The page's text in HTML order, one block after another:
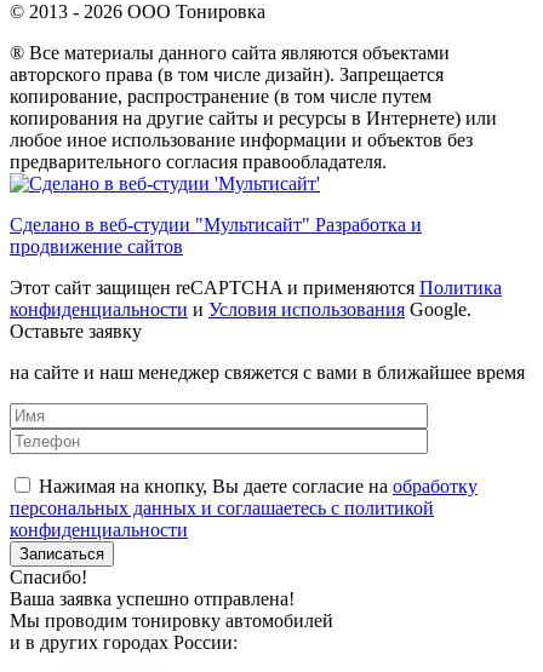
© 2013 - 2026 ООО Тонировка
® Все материалы данного сайта являются объектами
авторского права (в том числе дизайн). Запрещается
копирование, распространение (в том числе путем
копирования на другие сайты и ресурсы в Интернете) или
любое иное использование информации и объектов без
предварительного согласия правообладателя.
Сделано в веб-студии "Мультисайт" Разработка и
продвижение сайтов
Этот сайт защищен reCAPTCHA и применяются Политика
конфиденциальности и Условия использования Google.
Оставьте заявку
на сайте и наш менеджер свяжется с вами в ближайшее время
Нажимая на кнопку, Вы даете согласие на обработку
персональных данных и соглашаетесь с политикой
конфиденциальности
Спасибо!
Ваша заявка успешно отправлена!
Мы проводим тонировку автомобилей
и в других городах России: